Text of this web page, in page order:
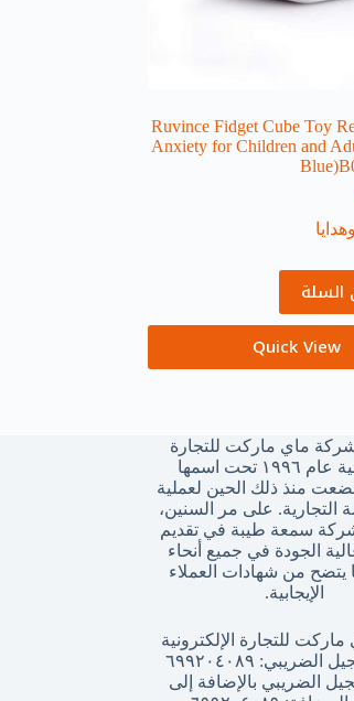
Ruvince Fidget Cube Toy
Anxiety for Children and
السلة
Quick View
ماي ماركت للتجارة
الإلكترونية عام ١٩٩٦ تحت اسمها
منذ ذلك الحين لعملية
التجارية. على مر السنين،
سمعة طيبة في تقديم
الجودة في جميع أنحاء
يتضح من شهادات العملاء
الإيجابية.
للتجارة الإلكترونية
٦٩٩٢٠٤٠٨٩
الضريبي بالإضافة إلى